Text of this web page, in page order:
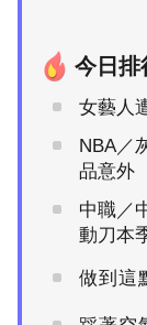
今日排
女藝人
NBA／
品意外
中職／
動刀本
做到這